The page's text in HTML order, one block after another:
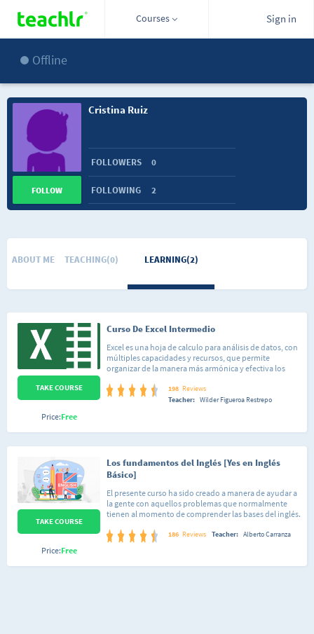
Courses Sign in
Offline
Cristina Ruiz
FOLLOWERS 0
FOLLOWING 2
FOLLOW
ABOUT ME TEACHING(0) LEARNING(2)
Curso De Excel Intermedio
Excel es una hoja de calculo para análisis de datos, con
múltiples capacidades y recursos, que permite
organizar de la manera más armónica y efectiva los
hacer cálculos a partir de fórmulas y funciones; generar
gráficos para representar nuestra información; crear
198 Reviews
Teacher: Wilder Figueroa Restrepo
TAKE COURSE
Price:Free
Los fundamentos del Inglés [Yes en Inglés
Básico]
El presente curso ha sido creado a manera de ayudar a
la gente con aquellos problemas que normalmente
tienen al momento de comprender las bases del inglés.
porque se usa tal o cual regla gramatical. Por lo
anterior considero oportuno mencionar que el curso
aprendizaje de este idioma aunque también será de
186 Reviews Teacher: Alberto Carranza
TAKE COURSE
Price:Free